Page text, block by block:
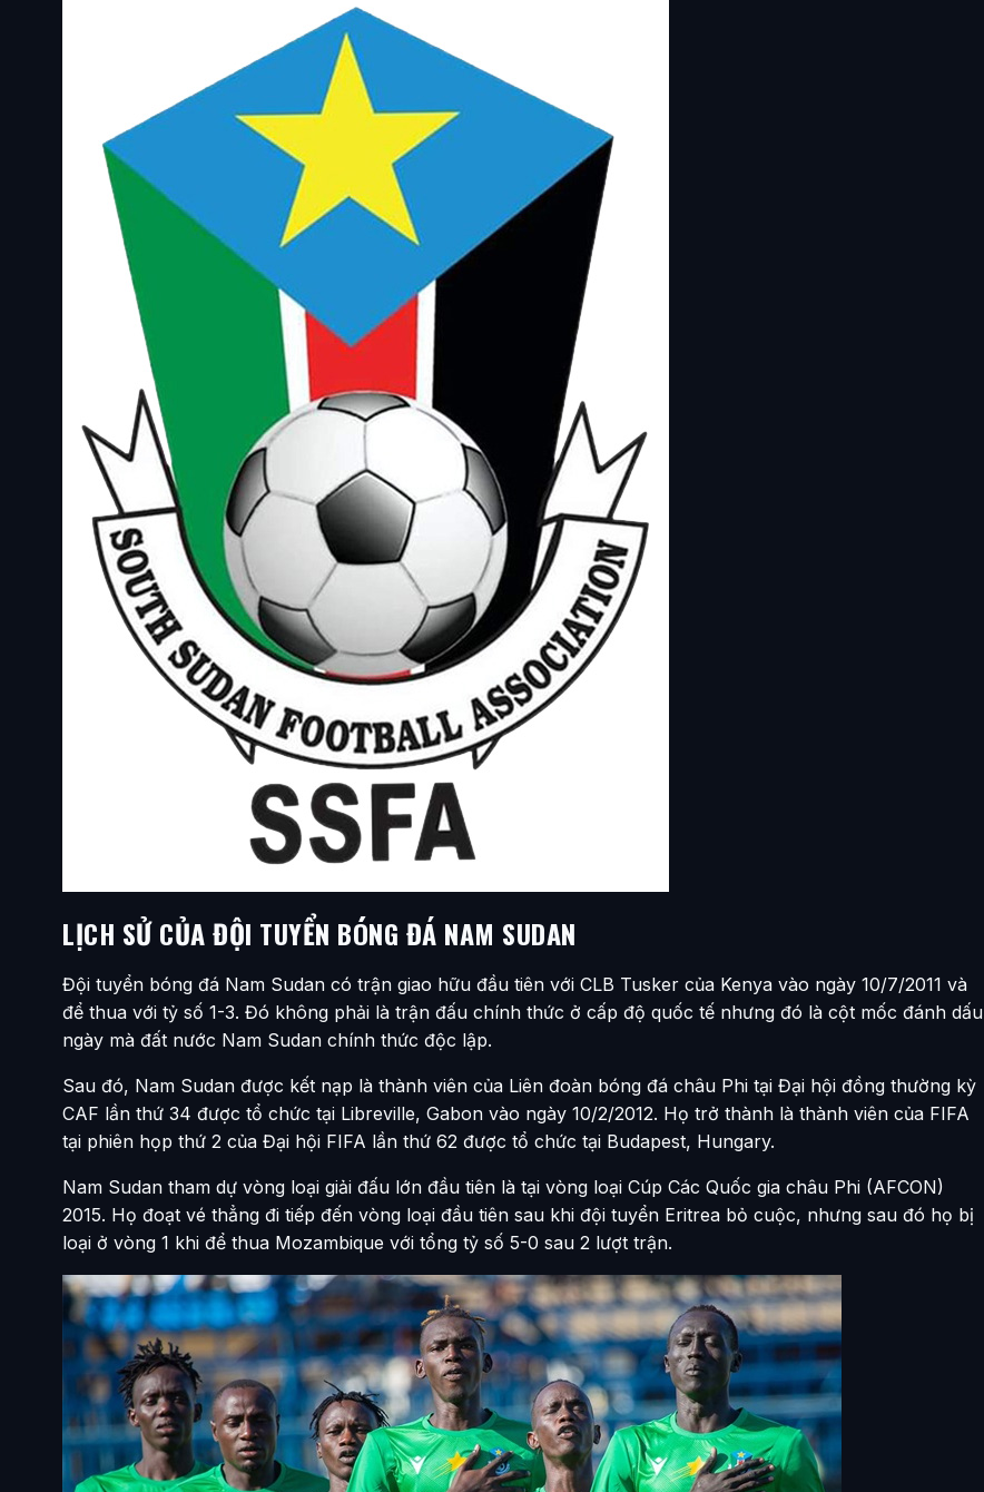
LỊCH SỬ CỦA ĐỘI TUYỂN BÓNG ĐÁ NAM SUDAN
Đội tuyển bóng đá Nam Sudan có trận giao hữu đầu tiên với CLB Tusker của Kenya vào ngày 10/7/2011 và
để thua với tỷ số 1-3. Đó không phải là trận đấu chính thức ở cấp độ quốc tế nhưng đó là cột mốc đánh dấu
ngày mà đất nước Nam Sudan chính thức độc lập.
Sau đó, Nam Sudan được kết nạp là thành viên của Liên đoàn bóng đá châu Phi tại Đại hội đồng thường kỳ
CAF lần thứ 34 được tổ chức tại Libreville, Gabon vào ngày 10/2/2012. Họ trở thành là thành viên của FIFA
tại phiên họp thứ 2 của Đại hội FIFA lần thứ 62 được tổ chức tại Budapest, Hungary.
Nam Sudan tham dự vòng loại giải đấu lớn đầu tiên là tại vòng loại Cúp Các Quốc gia châu Phi (AFCON)
2015. Họ đoạt vé thẳng đi tiếp đến vòng loại đầu tiên sau khi đội tuyển Eritrea bỏ cuộc, nhưng sau đó họ bị
loại ở vòng 1 khi để thua Mozambique với tổng tỷ số 5-0 sau 2 lượt trận.